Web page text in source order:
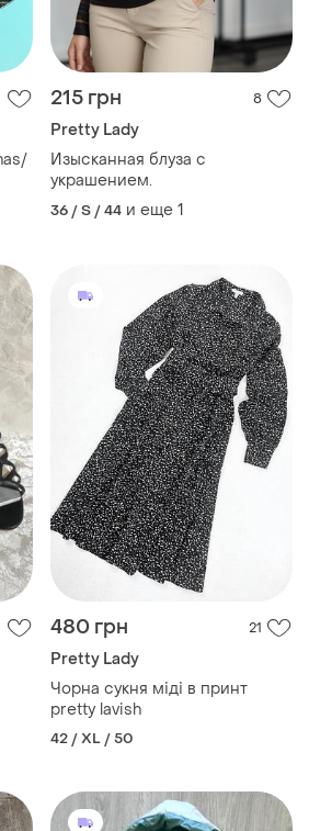
215 грн 8
Pretty Lady
Изысканная блуза с
украшением.
36 / S / 44 и еще 1
480 грн 21
Pretty Lady
Чорна сукня міді в принт
pretty lavish
42 / XL / 50